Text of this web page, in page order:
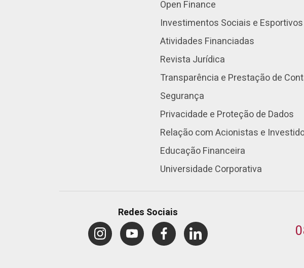
Open Finance
Investimentos Sociais e Esportivos
Atividades Financiadas
Revista Jurídica
Transparência e Prestação de
Segurança
Privacidade e Proteção de Dados
Relação com Acionistas e
Educação Financeira
Universidade Corporativa
Redes Sociais